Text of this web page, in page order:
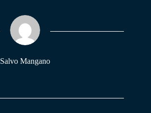
Salvo Mangano